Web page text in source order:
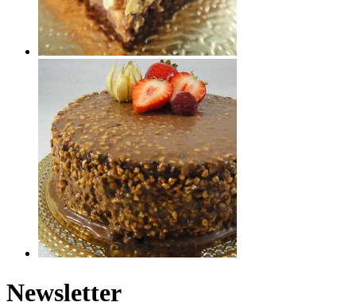
Newsletter